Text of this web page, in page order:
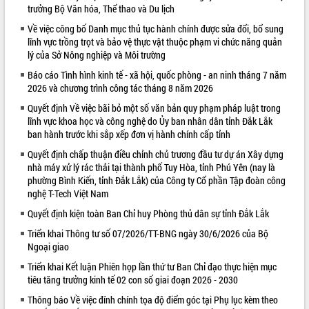
quan trọng
Bí thư Tỉnh ủy Lương Nguyễn Minh
Triết thăm, tặng quà người có công với
cách mạng
Rà soát, hoàn thiện hệ thống thiết chế
văn hóa, thể thao đáp ứng yêu cầu
phát triển mới
Thường trực HĐND tỉnh Đắk Lắk gặp
mặt Đoàn chuyên gia y tế TP. Hồ Chí
Lễ truy điệu và an táng hài cốt liệt sĩ
tại Nghĩa trang Liệt sĩ xã Sơn Hòa
Bàn giải pháp tháo gỡ khó khăn trong
xuất khẩu sầu riêng và triển khai quy
định EUDR
Thứ trưởng Bộ Nông nghiệp và Môi
trường Nguyễn Hoàng Hiệp khảo sát
vùng trồng và doanh nghiệp đóng gói
sầu riêng tại Đắk Lắk
Trình diễn nghệ thuật chế biến các
LIÊN KẾT WEB
trưởng Bộ Văn hóa, Thể thao và Du lịch
Về việc công bố Danh mục thủ tục hành chính được sửa đổi, bổ sung
lĩnh vực trồng trọt và bảo vệ thực vật thuộc phạm vi chức năng quản
lý của Sở Nông nghiệp và Môi trường
Báo cáo Tình hình kinh tế - xã hội, quốc phòng - an ninh tháng 7 năm
2026 và chương trình công tác tháng 8 năm 2026
Quyết định Về việc bãi bỏ một số văn bản quy phạm pháp luật trong
lĩnh vực khoa học và công nghệ do Ủy ban nhân dân tỉnh Đắk Lắk
ban hành trước khi sắp xếp đơn vị hành chính cấp tỉnh
Quyết định chấp thuận điều chỉnh chủ trương đầu tư dự án Xây dựng
nhà máy xử lý rác thải tại thành phố Tuy Hòa, tỉnh Phú Yên (nay là
phường Bình Kiến, tỉnh Đắk Lắk) của Công ty Cổ phần Tập đoàn công
nghệ T-Tech Việt Nam
Quyết định kiện toàn Ban Chỉ huy Phòng thủ dân sự tỉnh Đắk Lắk
Triển khai Thông tư số 07/2026/TT-BNG ngày 30/6/2026 của Bộ
Ngoại giao
Triển khai Kết luận Phiên họp lần thứ tư Ban Chỉ đạo thực hiện mục
tiêu tăng trưởng kinh tế 02 con số giai đoạn 2026 - 2030
Thông báo Về việc đính chính tọa độ điểm góc tại Phụ lục kèm theo